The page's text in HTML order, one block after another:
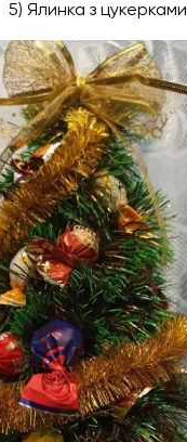
5) Ялинка з цукерками